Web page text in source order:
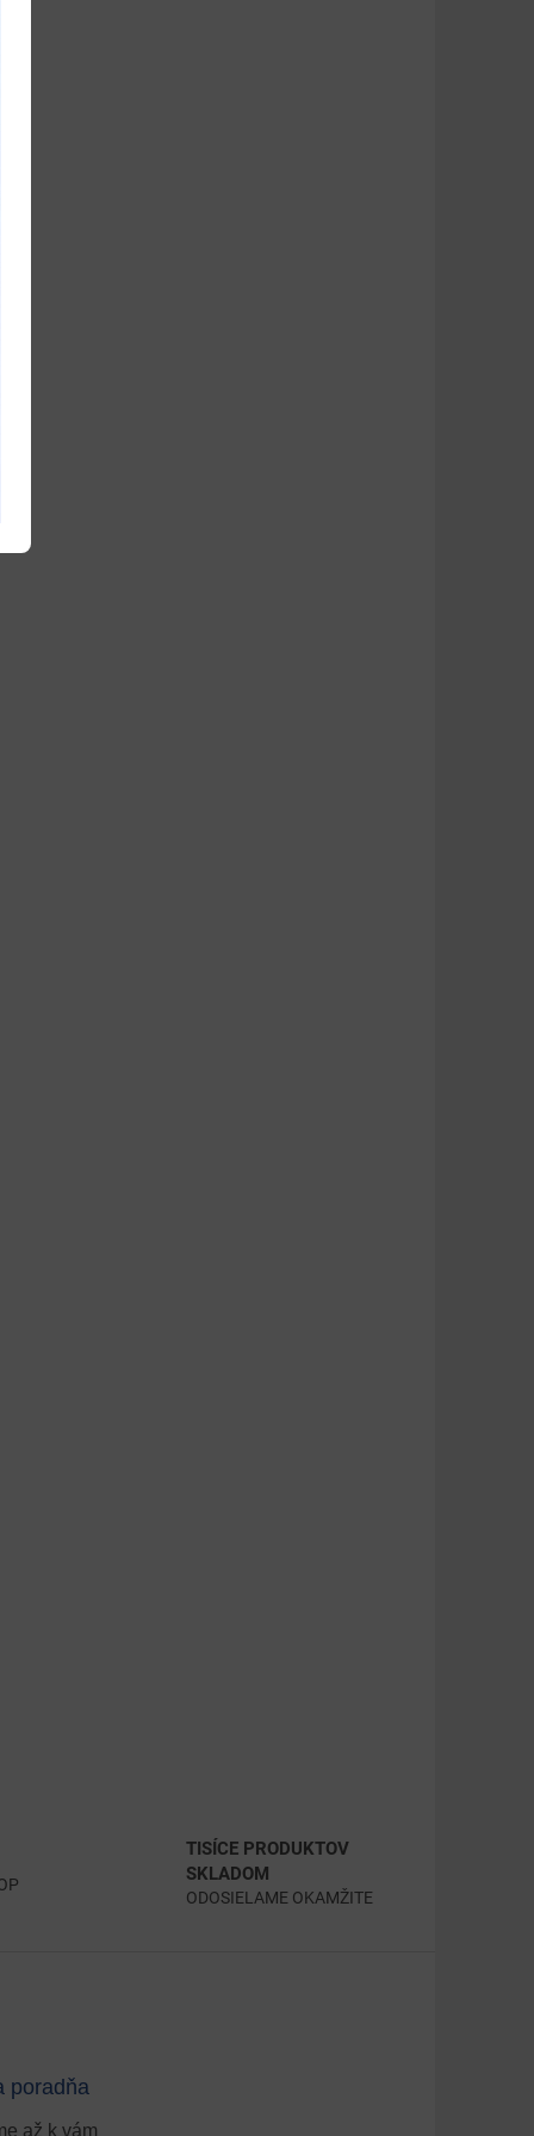
TISÍCE PRODUKTOV
SKLADOM
ODOSIELAME OKAMŽITE
poradňa
až k vám